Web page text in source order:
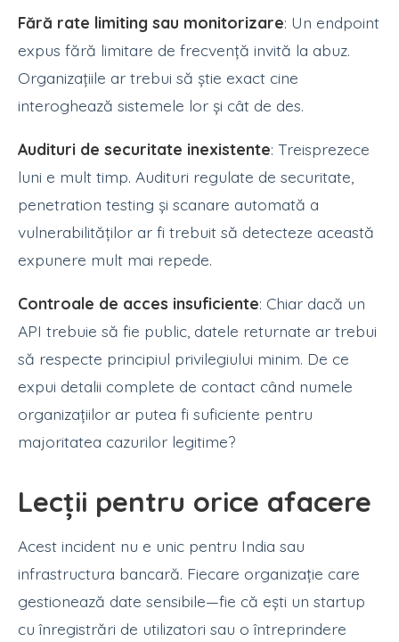
Fără rate limiting sau monitorizare: Un endpoint
expus fără limitare de frecvență invită la abuz.
Organizațiile ar trebui să știe exact cine
interoghează sistemele lor și cât de des.
Audituri de securitate inexistente: Treisprezece
luni e mult timp. Audituri regulate de securitate,
penetration testing și scanare automată a
vulnerabilităților ar fi trebuit să detecteze această
expunere mult mai repede.
Controale de acces insuficiente: Chiar dacă un
API trebuie să fie public, datele returnate ar trebui
să respecte principiul privilegiului minim. De ce
expui detalii complete de contact când numele
organizațiilor ar putea fi suficiente pentru
majoritatea cazurilor legitime?
Lecții pentru orice afacere
Acest incident nu e unic pentru India sau
infrastructura bancară. Fiecare organizație care
gestionează date sensibile—fie că ești un startup
cu înregistrări de utilizatori sau o întreprindere